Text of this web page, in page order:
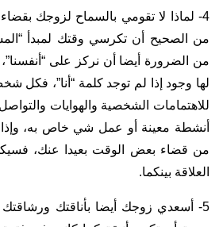
4- لماذا لا تقومي بالسماح لزوجك
من الصحيح أن تكرسي وقتك لمبدأ
من الضرورة أيضا أن نركز على
لها وجود إذا لم توجد كلمة “أنا”،
للاهتمامات الشخصية والهوايات
أنشطة معينة أو عمل شي خاص به،
من قضاء بعض الوقت بعيدا عنك،
العلاقة بينكما.
5- أسعدي زوجك أيضا بأناقتك